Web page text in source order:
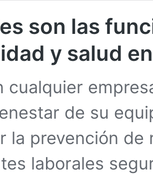
son las
y salud
cualquier
de su
la prevención
laborales